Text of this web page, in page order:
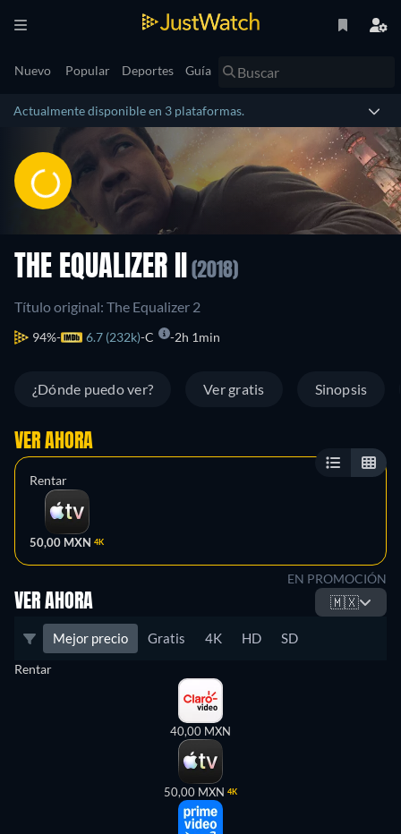
Nuevo Popular Deportes Guía
Actualmente disponible en 3 plataformas.
THE EQUALIZER II (2018)
Título original: The Equalizer 2
94% 6.7 (232k) C 2h 1min
¿Dónde puedo ver? Ver gratis Sinopsis
VER AHORA
Rentar
50,00 MXN 4K
EN PROMOCIÓN
VER AHORA 🇲🇽
Mejor precio Gratis 4K HD SD
Rentar
40,00 MXN
50,00 MXN 4K